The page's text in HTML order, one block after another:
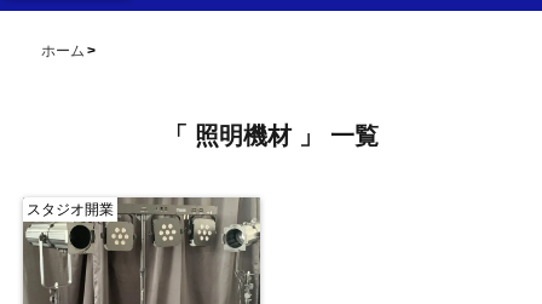
ホーム
「 照明機材 」 一覧
スタジオ開業